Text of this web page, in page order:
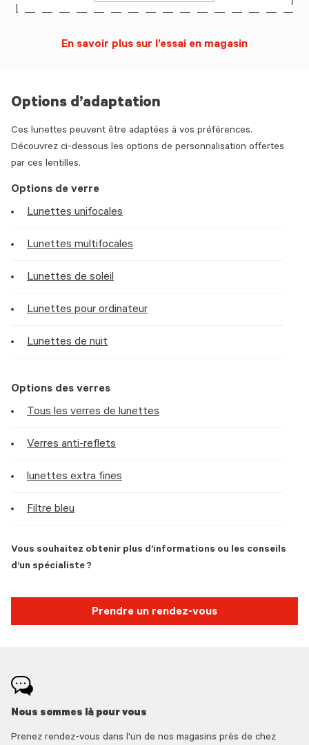
Options d’adaptation
Ces lunettes peuvent être adaptées à vos préférences.
Découvrez ci-dessous les options de personnalisation offertes
par ces lentilles.
Options de verre
Lunettes unifocales
Lunettes multifocales
Lunettes de soleil
Lunettes pour ordinateur
Lunettes de nuit
Options des verres
Tous les verres de lunettes
Verres anti-reflets
lunettes extra fines
Filtre bleu
Vous souhaitez obtenir plus d’informations ou les conseils
d’un spécialiste ?
Prendre un rendez-vous
En savoir plus sur l’essai en magasin
Nous sommes là pour vous
Prenez rendez-vous dans l'un de nos magasins près de chez